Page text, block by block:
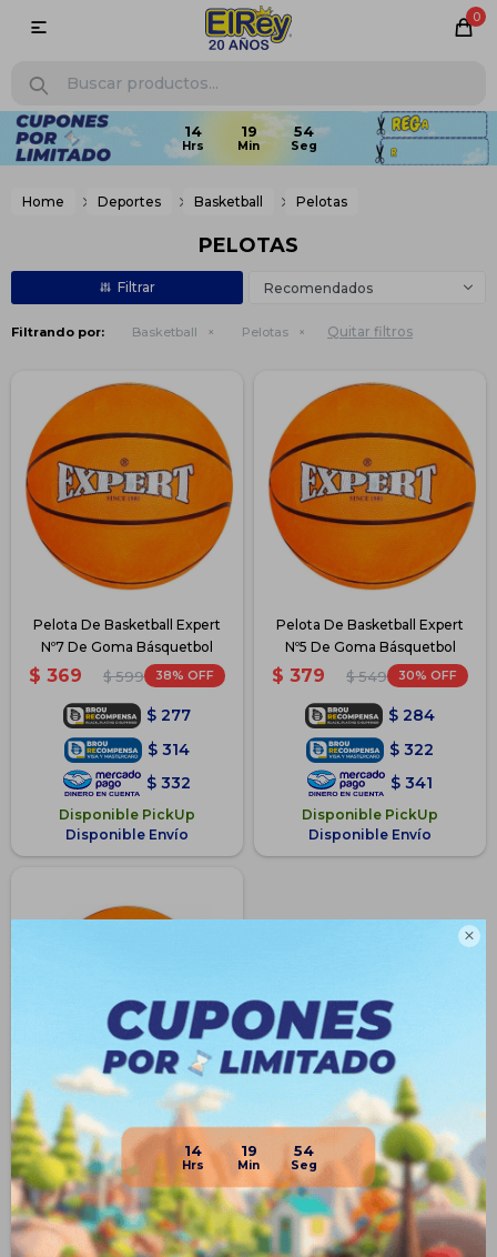

14 19 54
0

Home Deportes Basketball Pelotas
PELOTAS
Recomendados
Filtrando por: Basketball Pelotas Quitar filtros
Pelota De Basketball Expert
Nº7 De Goma Básquetbol
$ 369 $ 599 38
$ 277
$ 314
$ 332
Disponible PickUp
Disponible Envío
Pelota De Basketball Expert
Nº5 De Goma Básquetbol
$ 379 $ 549 30
$ 284
$ 322
$ 341
Disponible PickUp
Disponible Envío
Pelota De Basketball Expert
Nº3 De Goma Basquetbol
$ 299 $ 549 45
$ 224
$ 254